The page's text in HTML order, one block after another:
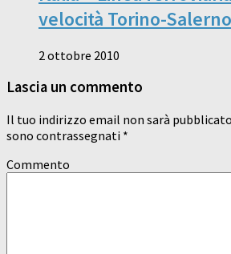
velocità Torino-Salerno
2 ottobre 2010
Lascia un commento
Il tuo indirizzo email non sarà
sono contrassegnati *
Commento